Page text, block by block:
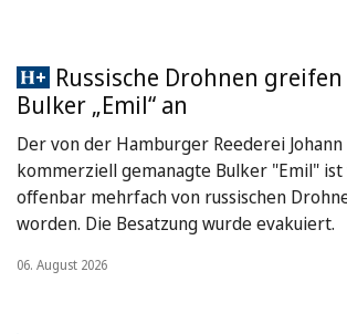
Russische Drohnen
Bulker „Emil“ an
Der von der Hamburger Reederei
kommerziell gemanagte Bulker "Emil" ist
offenbar mehrfach von russischen
worden. Die Besatzung wurde evakuiert.
06. August 2026